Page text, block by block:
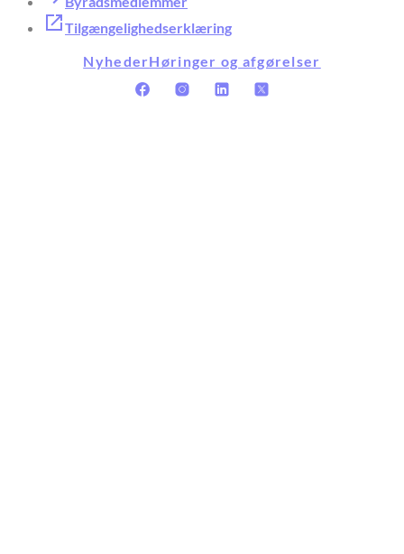
Tilgængelighedserklæring
NyhederHøringer og afgørelser